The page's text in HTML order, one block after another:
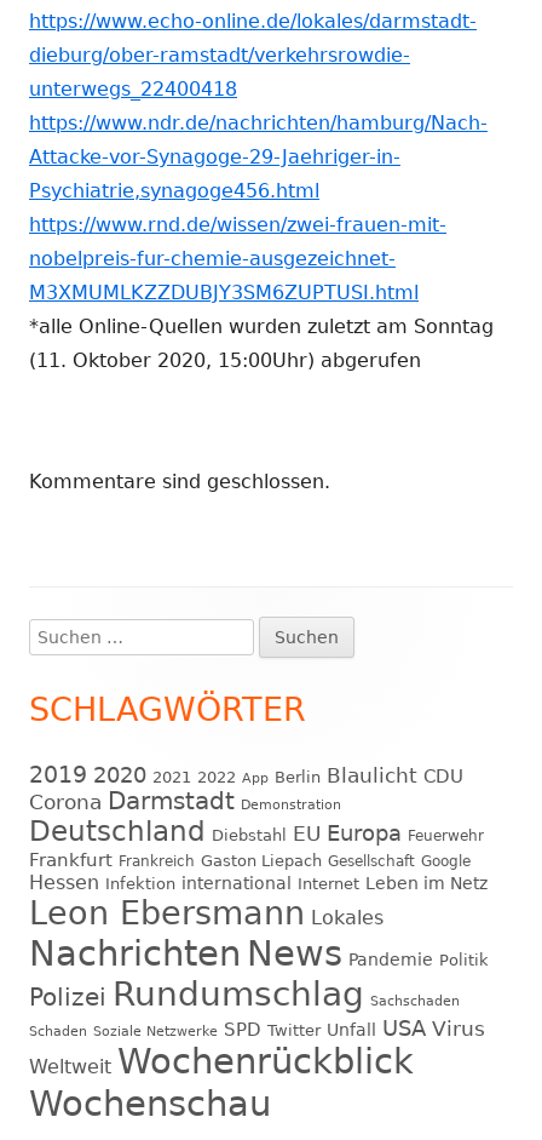
https://www.echo-online.de/lokales/darmstadt-
dieburg/ober-ramstadt/verkehrsrowdie-
unterwegs_22400418
https://www.ndr.de/nachrichten/hamburg/Nach-
Attacke-vor-Synagoge-29-Jaehriger-in-
Psychiatrie,synagoge456.html
https://www.rnd.de/wissen/zwei-frauen-mit-
nobelpreis-fur-chemie-ausgezeichnet-
M3XMUMLKZZDUBJY3SM6ZUPTUSI.html
*alle Online-Quellen wurden zuletzt am Sonntag
(11. Oktober 2020, 15:00Uhr) abgerufen
Kommentare sind geschlossen.
Haupt-
Seitenleiste
Suchen
nach:
SCHLAGWÖRTER
2019 2020 2021 2022 App Berlin Blaulicht CDU
Corona Darmstadt Demonstration
Deutschland Diebstahl EU Europa Feuerwehr
Frankfurt Frankreich Gaston Liepach Gesellschaft Google
Hessen Infektion international Internet Leben im Netz
Leon Ebersmann Lokales
Nachrichten News Pandemie Politik
Polizei Rundumschlag Sachschaden
Schaden Soziale Netzwerke SPD Twitter Unfall USA Virus
Weltweit Wochenrückblick
Wochenschau